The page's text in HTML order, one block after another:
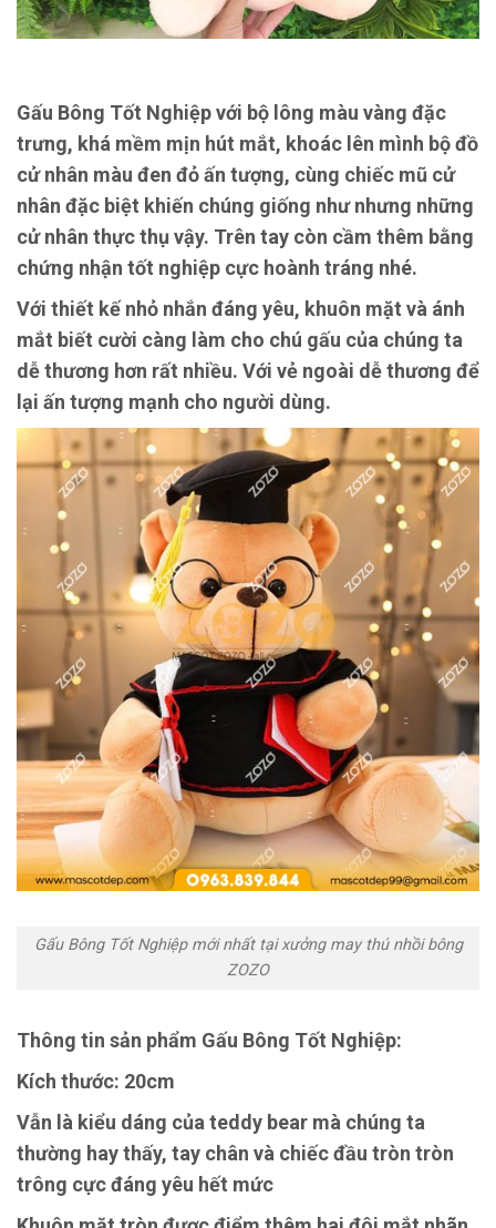
Gấu Bông Tốt Nghiệp với bộ lông màu vàng đặc
trưng, khá mềm mịn hút mắt, khoác lên mình bộ đồ
cử nhân màu đen đỏ ấn tượng, cùng chiếc mũ cử
nhân đặc biệt khiến chúng giống như nhưng những
cử nhân thực thụ vậy. Trên tay còn cầm thêm bằng
chứng nhận tốt nghiệp cực hoành tráng nhé.
Với thiết kế nhỏ nhắn đáng yêu, khuôn mặt và ánh
mắt biết cười càng làm cho chú gấu của chúng ta
dễ thương hơn rất nhiều. Với vẻ ngoài dễ thương để
lại ấn tượng mạnh cho người dùng.
Gấu Bông Tốt Nghiệp mới nhất tại xưởng may thú nhồi bông
ZOZO
Thông tin sản phẩm Gấu Bông Tốt Nghiệp:
Kích thước: 20cm
Vẫn là kiểu dáng của teddy bear mà chúng ta
thường hay thấy, tay chân và chiếc đầu tròn tròn
trông cực đáng yêu hết mức